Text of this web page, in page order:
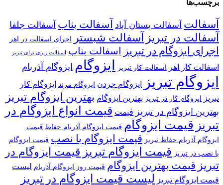
برچسب‌ها
آسفالت آسفالت بستان آباد آسفالت بناب آسفالت جلفا
آسفالت در تبریز آسفالت شبستر اجرای اسفالت در اهر
اجرای ایزوگام در تبریز اسفالت بناب اسفالت ریزی برای تبریز
اسفالت کار اهر اسفالت کار تبریز ایزوگام ایزوگام آذربام
ایزوگام تبریز ایزوگام جردن ایزوگام مرند ایزوگام کار
تبریز ایزوگام کار در تبریز بهترین ایزوگام بهترین ایزوگام تبریز
بهترین ایزوگام در تبریز قیمت قیمت انواع ایزوگام در
تبریز قیمت ایزوگام قیمت ایزوگام آذربام حفاظ قیمت
ایزوگام آذربام حفاظ تبریز قیمت ایزوگام با نصب قیمت ایزوگام
با نصب در تبریز قیمت ایزوگام تبریز قیمت ایزوگام در
تبریز قیمت بهترین ایزوگام قیمت روز ایزوگام آذربام لیست
قیمت ایزوگام تبریز لیست قیمت ایزوگام در تبریز